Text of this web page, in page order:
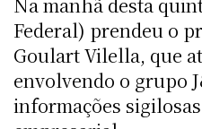
Federal) prendeu o
Goulart Vilella, que
envolvendo o grupo
informações